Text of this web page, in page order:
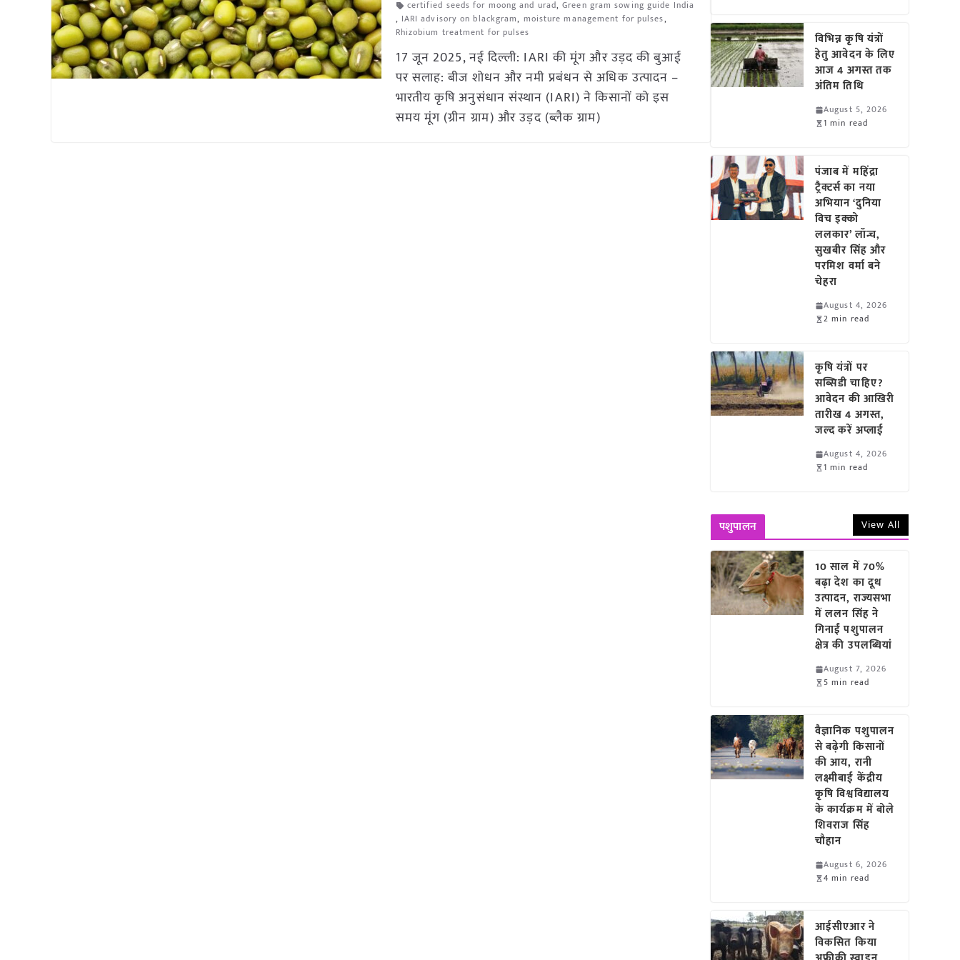
certified seeds for moong and urad,Green gram sowing guide India
, IARI advisory on blackgram, moisture management for pulses,
Rhizobium treatment for pulses
17 जून 2025, नई दिल्ली: IARI की मूंग और उड़द की बुआई
पर सलाह: बीज शोधन और नमी प्रबंधन से अधिक उत्पादन –
भारतीय कृषि अनुसंधान संस्थान (IARI) ने किसानों को इस
समय मूंग (ग्रीन ग्राम) और उड़द (ब्लैक ग्राम)
विभिन्न कृषि यंत्रों
हेतु आवेदन के लिए
आज 4 अगस्त तक
अंतिम तिथि
August 5, 2026
1 min read
पंजाब में महिंद्रा
ट्रैक्टर्स का नया
अभियान ‘दुनिया
विच इक्को
ललकार’ लॉन्च,
सुखबीर सिंह और
परमिश वर्मा बने
चेहरा
August 4, 2026
2 min read
कृषि यंत्रों पर
सब्सिडी चाहिए?
आवेदन की आखिरी
तारीख 4 अगस्त,
जल्द करें अप्लाई
August 4, 2026
1 min read
पशुपालन View All
10 साल में 70%
बढ़ा देश का दूध
उत्पादन, राज्यसभा
में ललन सिंह ने
गिनाईं पशुपालन
क्षेत्र की उपलब्धियां
August 7, 2026
5 min read
वैज्ञानिक पशुपालन
से बढ़ेगी किसानों
की आय, रानी
लक्ष्मीबाई केंद्रीय
कृषि विश्वविद्यालय
के कार्यक्रम में बोले
शिवराज सिंह
चौहान
August 6, 2026
4 min read
आईसीएआर ने
विकसित किया